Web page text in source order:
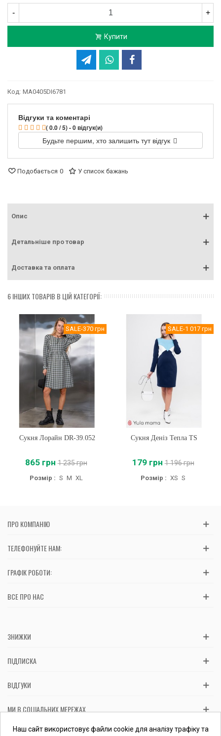
- +
Купити
Код: MA0405DI6781
Відгуки та коментарі
( 0.0 / 5) - 0 відгук(и)
Будьте першим, хто залишить тут відгук
Подобається 0 У список бажань
Опис
Детальніше про товар
Доставка та оплата
6 ІНШИХ ТОВАРІВ В ЦІЙ КАТЕГОРІЇ:
SALE-370 грн
Сукня Лорайн DR-39.052
865 грн 1 235 грн
Розмір : S M XL
SALE-1 017 грн
Сукня Деніз Тепла TS
179 грн 1 196 грн
Розмір : XS S
ПРО КОМПАНІЮ
ТЕЛЕФОНУЙТЕ НАМ:
ГРАФІК РОБОТИ:
ВСЕ ПРО НАС
ЗНИЖКИ
ПІДПИСКА
ВІДГУКИ
МИ В СОЦІАЛЬНИХ МЕРЕЖАХ
Вас обслуговує: ФОП Косташ С.І., номер запису в ЄДР 2 673 000
Наш сайт використовує файли cookie для аналізу трафіку та